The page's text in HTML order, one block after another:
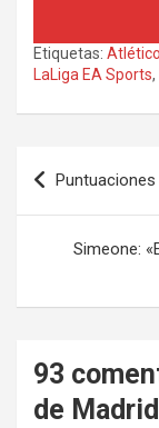
Etiquetas:
LaLiga EA Sports,
Navegación
de
entradas
Puntuaciones
Simeone:
93
de